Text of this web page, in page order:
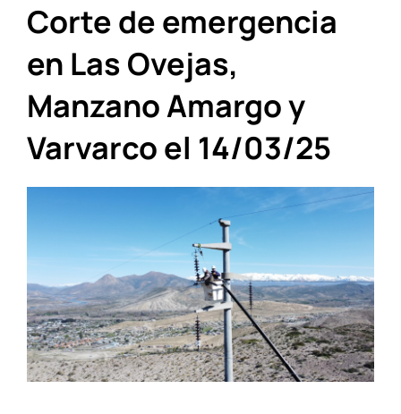
Corte de emergencia
en Las Ovejas,
Manzano Amargo y
Varvarco el 14/03/25